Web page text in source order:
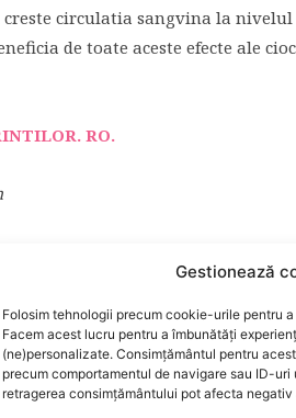
Gestionează
Folosim tehnologii precum cookie-urile pentru
Facem acest lucru pentru a îmbunătăți
(ne)personalizate. Consimțământul pentru
precum comportamentul de navigare sau ID-
retragerea consimțământului pot afecta
creste circulatia sangvina la
de toate aceste efecte ale
RO.
NEAGRA